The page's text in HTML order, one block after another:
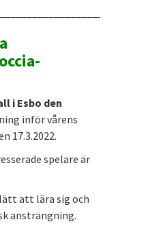
i Esbo den
inför vårens
17.3.2022.
spelare är
att lära sig och
ansträngning.